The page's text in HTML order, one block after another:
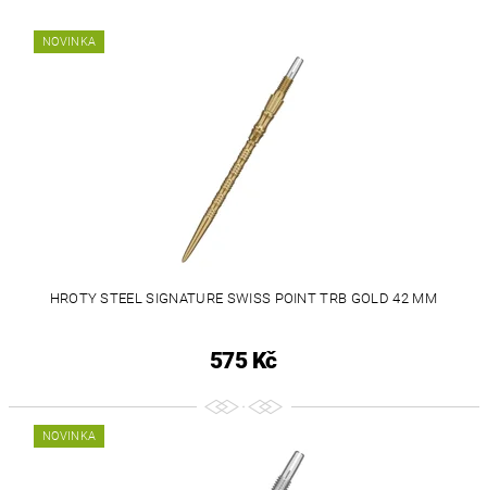
NOVINKA
HROTY STEEL SIGNATURE SWISS POINT TRB GOLD 42 MM
575 Kč
NOVINKA